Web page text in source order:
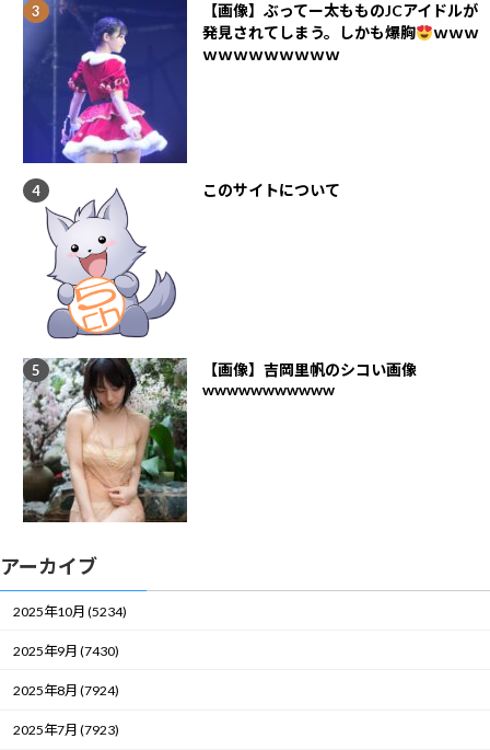
【画像】ぶってー太もものJCアイドルが
発見されてしまう。しかも爆胸
ｗｗｗ
ｗｗｗｗｗｗｗｗｗ
このサイトについて
【画像】吉岡里帆のシコい画像
wwwwwwwwwww
アーカイブ
2025年10月 (5234)
2025年9月 (7430)
2025年8月 (7924)
2025年7月 (7923)